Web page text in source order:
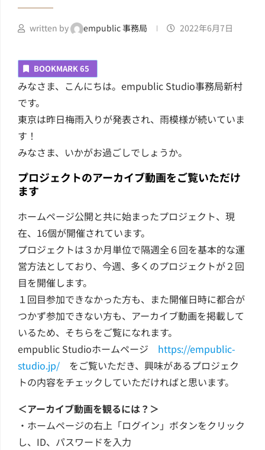
written by empublic 事務局 2022年6月7日
BOOKMARK65
みなさま、こんにちは。empublic Studio事務局新村
です。
東京は昨日梅雨入りが発表され、雨模様が続いていま
す！
みなさま、いかがお過ごしでしょうか。
プロジェクトのアーカイブ動画をご覧いただけ
ます
ホームページ公開と共に始まったプロジェクト、現
在、16個が開催されています。
プロジェクトは３か月単位で隔週全６回を基本的な運
営方法としており、今週、多くのプロジェクトが２回
目を開催します。
１回目参加できなかった方も、また開催日時に都合が
つかず参加できない方も、アーカイブ動画を掲載して
いるため、そちらをご覧になれます。
empublic Studioホームページ https://empublic-
studio.jp/ をご覧いただき、興味があるプロジェク
トの内容をチェックしていただければと思います。
＜アーカイブ動画を観るには？＞
・ホームページの右上「ログイン」ボタンをクリック
し、ID、パスワードを入力